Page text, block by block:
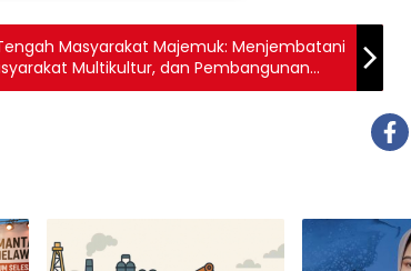
Masyarakat Majemuk: Menjembatani
Multikultur, dan Pembangunan